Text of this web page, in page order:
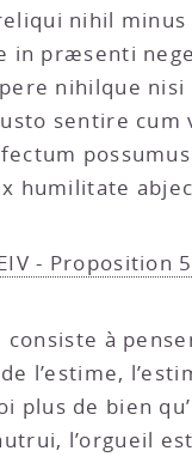
nihil
in præsenti
nihilque
sentire
humilitate
- Proposition
consiste à
l’estime,
plus de bien
l’orgueil